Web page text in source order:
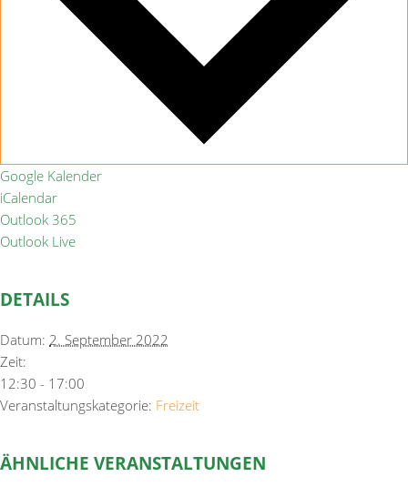
Google Kalender
iCalendar
Outlook 365
Outlook Live
DETAILS
Datum: 2. September 2022
Zeit:
12:30 - 17:00
Veranstaltungskategorie: Freizeit
ÄHNLICHE VERANSTALTUNGEN